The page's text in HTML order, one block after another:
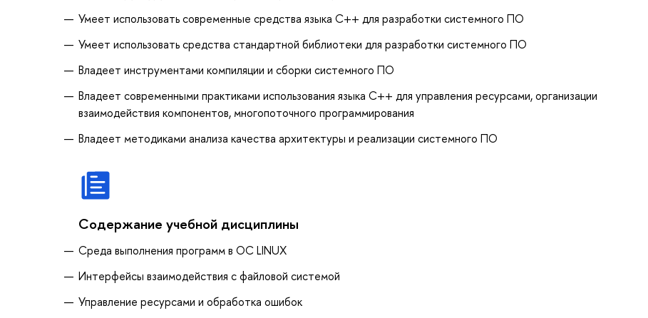
Умеет использовать современные средства языка С++ для разработки системного ПО
Умеет использовать средства стандартной библиотеки для разработки системного ПО
Владеет инструментами компиляции и сборки системного ПО
Владеет современными практиками использования языка С++ для управления ресурсами, организации
взаимодействия компонентов, многопоточного программирования
Владеет методиками анализа качества архитектуры и реализации системного ПО
Содержание учебной дисциплины
Среда выполнения программ в ОС LINUX
Интерфейсы взаимодействия с файловой системой
Управление ресурсами и обработка ошибок